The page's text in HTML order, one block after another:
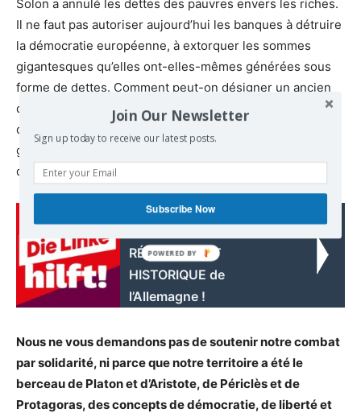
Solon a annulé les dettes des pauvres envers les riches.
Il ne faut pas autoriser aujourd’hui les banques à détruire
la démocratie européenne, à extorquer les sommes
gigantesques qu’elles ont-elles-mêmes générées sous
forme de dettes. Comment peut-on désigner un ancien
collaborateur de Goldman Sachs pour diriger la Banque
centrale européenne ? De quelle sorte de
gouvernements, de quelle sorte de politiciens
disposons-nous en Europe ?
Read also:
RÉARMEMENT
HISTORIQUE de
l’Allemagne !
Nous ne vous demandons pas de soutenir notre combat
par solidarité, ni parce que notre territoire a été le
berceau de Platon et d’Aristote, de Périclès et de
Protagoras, des concepts de démocratie, de liberté et
Join Our Newsletter
Sign up today to receive our latest posts.
Subscribe Now